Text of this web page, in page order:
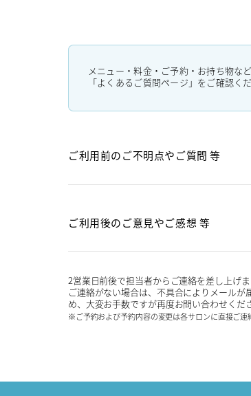
メニュー・料金・ご予約・お持ち物な
「よくあるご質問ページ」をご確認くだ
ご利用前のご不明点やご質問 等
ご利用後のご意見やご感想 等
2営業日前後で担当者からご連絡を差し上げま
ご連絡がない場合は、不具合によりメール
め、大変お手数ですが再度お問い合わせくだ
※ご予約および予約内容の変更は各サロンに直接ご連